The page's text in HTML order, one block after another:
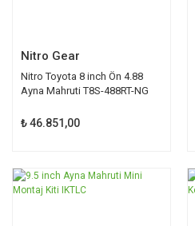
Nitro Gear
Nitro Toyota 8 inch Ön 4.88
Ayna Mahruti T8S-488RT-NG
₺ 46.851,00